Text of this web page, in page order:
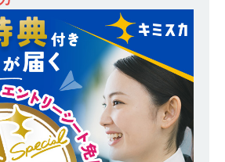
件販売までを担う ｜ 平均年収809万 ｜ 年間休日
130日・土日祝完全休み ｜ スタンダード上場 ｜
明豊エンタープライズ
体育会積極採用企業
[ 2026年5月14日 ] 【 28卒 ｜ 適性検査合否免
除・面接確約!! ｜ 1dayインターンあり 】東京勤
務・転勤なし ｜ 投資用住宅販売をリードする企